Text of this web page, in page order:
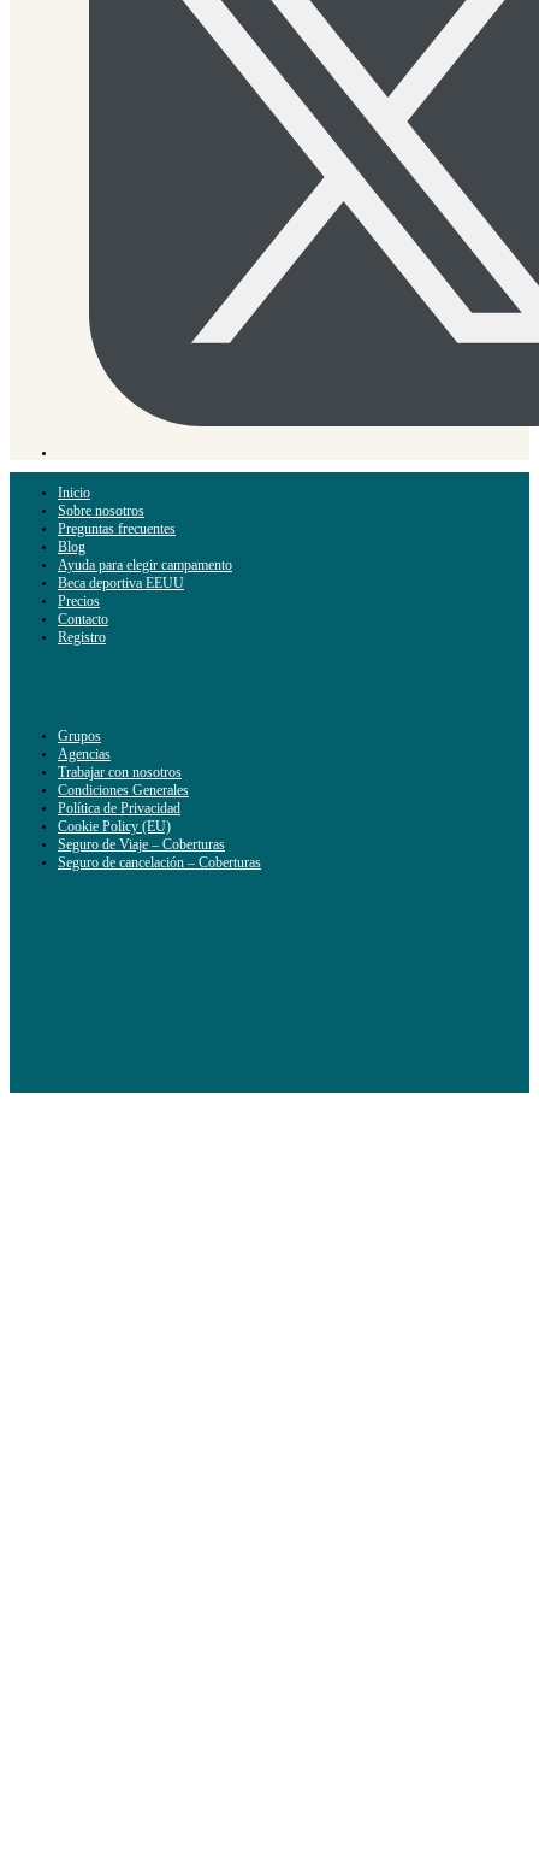
Inicio
Sobre nosotros
Preguntas frecuentes
Blog
Ayuda para elegir campamento
Beca deportiva EEUU
Precios
Contacto
Registro
Grupos
Agencias
Trabajar con nosotros
Condiciones Generales
Política de Privacidad
Cookie Policy (EU)
Seguro de Viaje – Coberturas
Seguro de cancelación – Coberturas